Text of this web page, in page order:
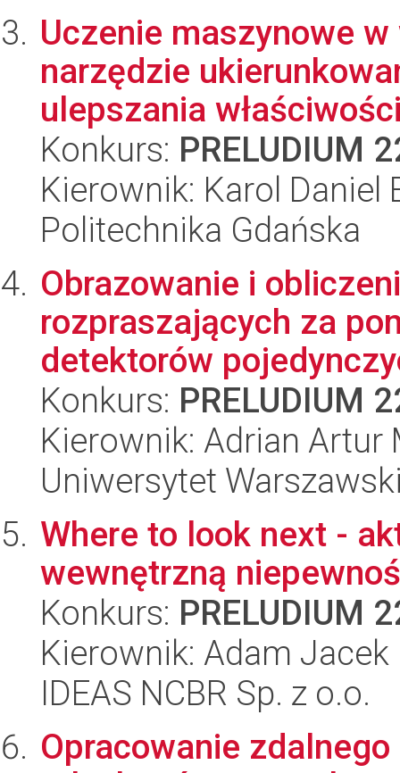
Uczenie maszynowe
narzędzie
ulepszania
Konkurs: PRELUDIUM
Kierownik: Karol Daniel
Politechnika Gdańska
Obrazowanie i
rozpraszających za
detektorów
Konkurs: PRELUDIUM
Kierownik: Adrian Artur
Uniwersytet
Where to look next -
wewnętrzną
Konkurs: PRELUDIUM
Kierownik: Adam Jacek
IDEAS NCBR Sp. z o.o.
Opracowanie